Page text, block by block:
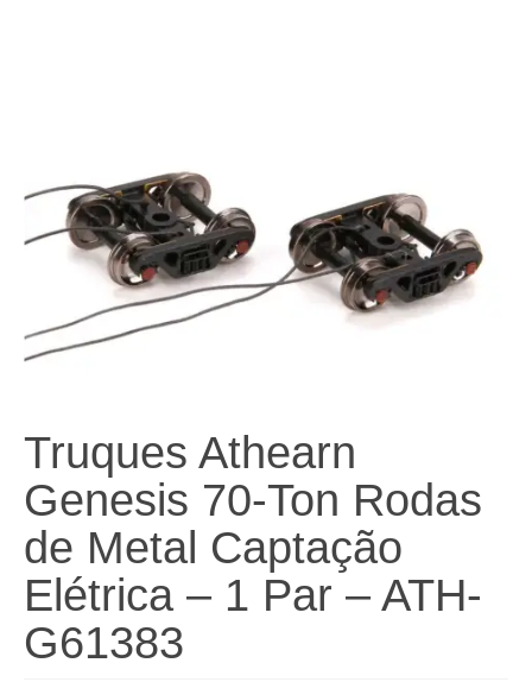
Truques Athearn
Genesis 70-Ton Rodas
de Metal Captação
Elétrica – 1 Par – ATH-
G61383